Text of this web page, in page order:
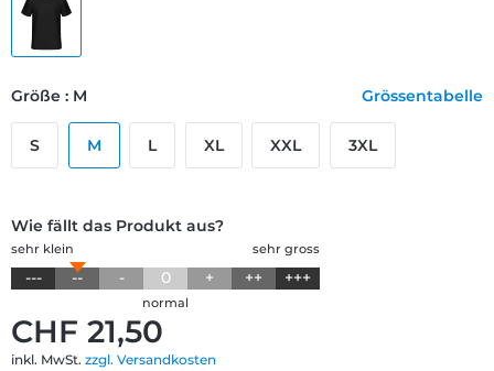
CHF 21,50
inkl. MwSt. zzgl. Versandkosten
Größe : M Grössentabelle
S M L XL XXL 3XL
Wie fällt das Produkt aus?
sehr gross
sehr klein
--- -- - 0 + ++ +++
normal